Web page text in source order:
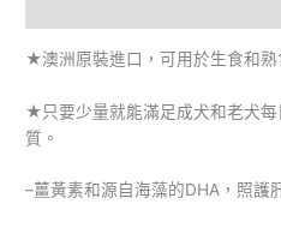
★澳洲原裝進口，可用於生食和熟
★只要少量就能滿⾜成犬和老犬
質。
–薑黃素和源自海藻的DHA，照護